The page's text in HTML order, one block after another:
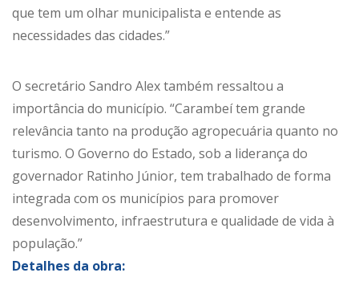
que tem um olhar municipalista e entende as
necessidades das cidades.”
O secretário Sandro Alex também ressaltou a
importância do município. “Carambeí tem grande
relevância tanto na produção agropecuária quanto no
turismo. O Governo do Estado, sob a liderança do
governador Ratinho Júnior, tem trabalhado de forma
integrada com os municípios para promover
desenvolvimento, infraestrutura e qualidade de vida à
população.”
Detalhes da obra: